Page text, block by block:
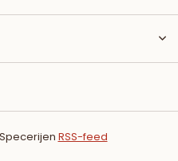
RSS-feed